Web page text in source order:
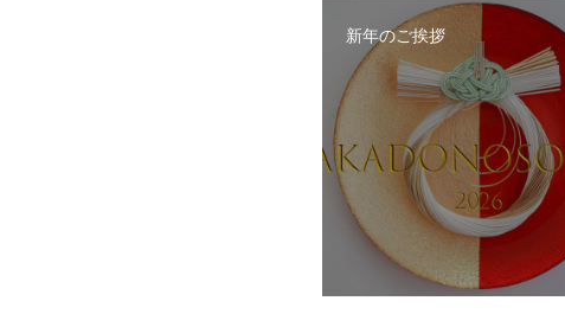
新年のご挨拶